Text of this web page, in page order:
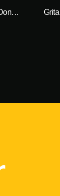
Grita lo que sientes Podcast – Ep.14 Jaime de Don Tetto